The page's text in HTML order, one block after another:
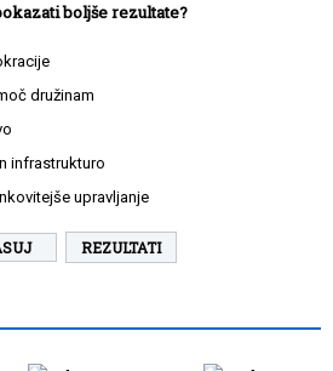
boljše rezultate?
družinam
infrastrukturo
upravljanje
REZULTATI